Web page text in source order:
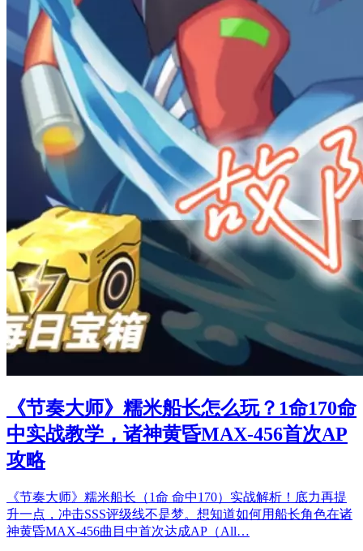
《节奏大师》糯米船长怎么玩？1命170命
中实战教学，诸神黄昏MAX-456首次AP
攻略
《节奏大师》糯米船长（1命 命中170）实战解析！底力再提
升一点，冲击SSS评级线不是梦。想知道如何用船长角色在诸
神黄昏MAX-456曲目中首次达成AP（All…